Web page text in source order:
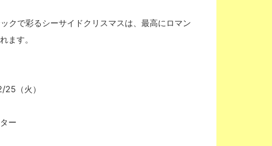
クで彩るシーサイドクリスマスは、最高にロマン
ます。
（火）
ー